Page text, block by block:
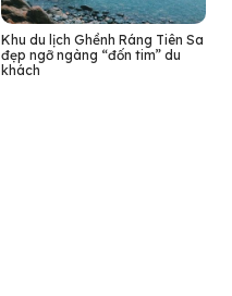
Khu du lịch Ghềnh Ráng Tiên Sa
đẹp ngỡ ngàng “đốn tim” du
khách